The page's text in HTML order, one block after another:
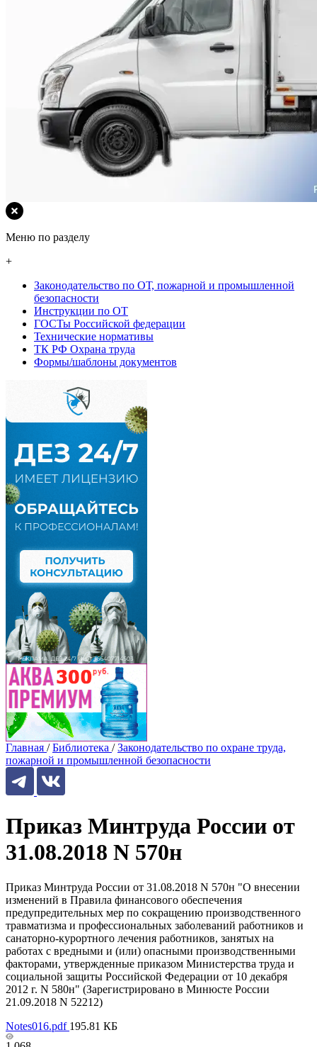
Меню по разделу
+
Законодательство по ОТ, пожарной и промышленной
безопасности
Инструкции по ОТ
ГОСТы Российской федерации
Технические нормативы
ТК РФ Охрана труда
Формы/шаблоны документов
Главная / Библиотека / Законодательство по охране труда,
пожарной и промышленной безопасности
Приказ Минтруда России от
31.08.2018 N 570н
Приказ Минтруда России от 31.08.2018 N 570н "О внесении
изменений в Правила финансового обеспечения
предупредительных мер по сокращению производственного
травматизма и профессиональных заболеваний работников и
санаторно-курортного лечения работников, занятых на
работах с вредными и (или) опасными производственными
факторами, утвержденные приказом Министерства труда и
социальной защиты Российской Федерации от 10 декабря
2012 г. N 580н" (Зарегистрировано в Минюсте России
21.09.2018 N 52212)
Notes016.pdf 195.81 КБ